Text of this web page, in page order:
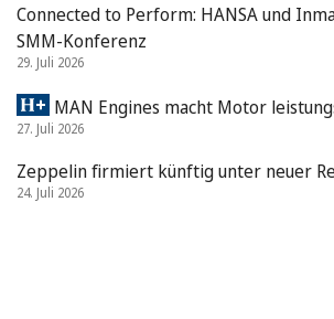
Connected to Perform: HANSA und
SMM-Konferenz
29. Juli 2026
MAN Engines macht Motor
27. Juli 2026
Zeppelin firmiert künftig unter neuer
24. Juli 2026